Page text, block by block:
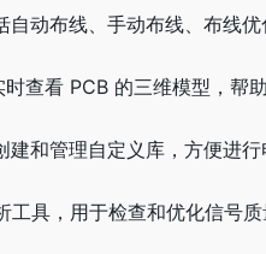
自动布线、手动布线、布线
查看 PCB 的三维模型，帮
和管理自定义库，方便进行
具，用于检查和优化信号质